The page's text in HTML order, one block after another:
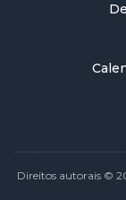
Direitos autorais ©